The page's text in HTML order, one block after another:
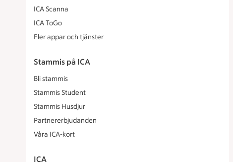
ICA Scanna
ICA ToGo
Fler appar och tjänster
Stammis på ICA
Bli stammis
Stammis Student
Stammis Husdjur
Partnererbjudanden
Våra ICA-kort
ICA